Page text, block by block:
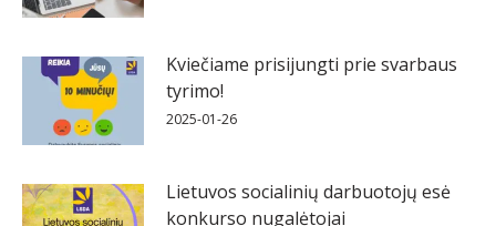
Kviečiame prisijungti prie svarbaus
tyrimo!
2025-01-26
Lietuvos socialinių darbuotojų esė
konkurso nugalėtojai